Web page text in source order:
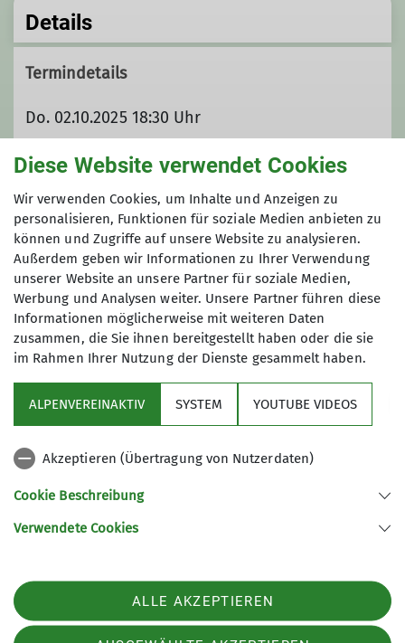
Details
Termindetails
Do. 02.10.2025 18:30 Uhr
Gruppe
Flotte Fürther Füße
DieF lottenFürtherFüße.
Unsere DAV-Gruppe ist nun schon
über 10 Jahre alt und wir haben mehr
als 100 Mitglieder. Wir sind dieFlotten
Fürther Füße
, weil wir Kondition für
20-30 km in flottem Tempo, außerdem
gute Laune sowie Schuhe rund um
Kleidung haben und aus Fürth
kommen - die meisten zumindest.
Klettersteigen durch. Auch mehrtägige
(Berg)touren, Ausflüge mit
Sektion
Programm
90762 Fürth
Telefon +499117437033
Diese Website verwendet Cookies
Wir verwenden Cookies, um Inhalte und Anzeigen zu
personalisieren, Funktionen für soziale Medien anbieten zu
können und Zugriffe auf unsere Website zu analysieren.
Außerdem geben wir Informationen zu Ihrer Verwendung
unserer Website an unsere Partner für soziale Medien,
Werbung und Analysen weiter. Unsere Partner führen diese
Informationen möglicherweise mit weiteren Daten
zusammen, die Sie ihnen bereitgestellt haben oder die sie
im Rahmen Ihrer Nutzung der Dienste gesammelt haben.
ALPENVEREINAKTIV SYSTEM YOUTUBE VIDEOS
Akzeptieren (Übertragung von Nutzerdaten)
Cookie Beschreibung
Verwendete Cookies
ALLE AKZEPTIEREN